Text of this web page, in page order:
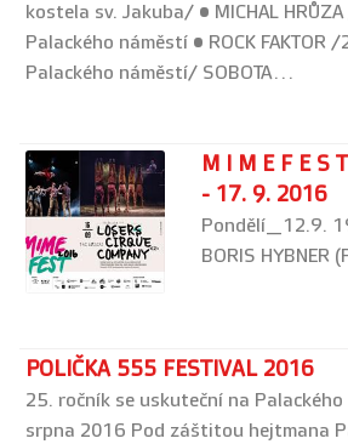
kostela sv. Jakuba/ • MICHAL
Palackého náměstí • ROCK FAKTOR
Palackého náměstí/ SOBOTA…
M I M E F E S
- 17. 9. 2016
Pondělí_12.9.
BORIS
POLIČKA 555 FESTIVAL 2016
25. ročník se uskuteční na
srpna 2016 Pod záštitou hejtmana